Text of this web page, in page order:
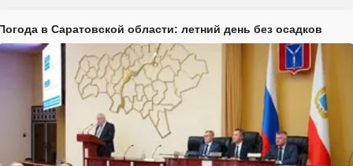
в Саратовской области: летний день без осадков